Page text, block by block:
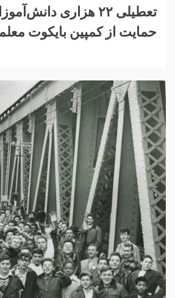
تعطیلی ۲۲ هزاری
حمایت از کمپین بایکوت